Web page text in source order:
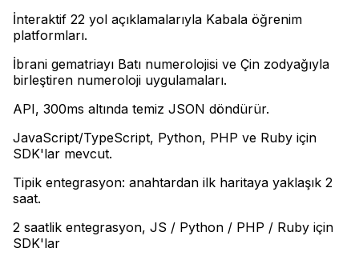
İnteraktif 22 yol açıklamalarıyla Kabala öğrenim
platformları.
İbrani gematriayı Batı numerolojisi ve Çin zodyağıyla
birleştiren numeroloji uygulamaları.
API, 300ms altında temiz JSON döndürür.
JavaScript/TypeScript, Python, PHP ve Ruby için
SDK'lar mevcut.
Tipik entegrasyon: anahtardan ilk haritaya yaklaşık 2
saat.
2 saatlik entegrasyon, JS / Python / PHP / Ruby için
SDK'lar